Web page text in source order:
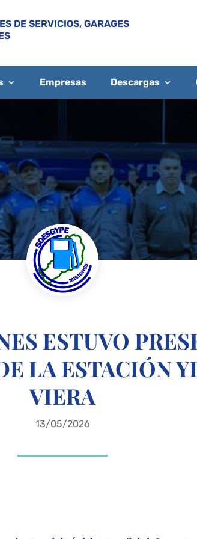
DE SERVICIOS, GARAGES
Empresas Descargas
ESTUVO
LA ESTACIÓN
VIERA
13/05/2026